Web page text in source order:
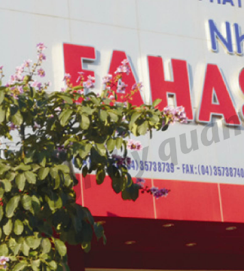
tại Vinh Nghệ An
Làm biển hiệu quán cà
phê tại Vinh Nghệ An
Làm biển hiệu tại Vinh
Nghệ An
Mẫu biển quán cà phê
bằng gỗ đẹp
Làm biển quảng cáo
tại Vinh Nghệ An
Làm Biển Hiệu Tại
Nam Đàn Uy Tín Giá
Xưởng
Làm Biển Quảng Cáo
Mỹ Phẩm Vinh Thu
Hút Khách Hàng
Top 10 Mẫu Bảng
Hiệu Shop Quần Áo